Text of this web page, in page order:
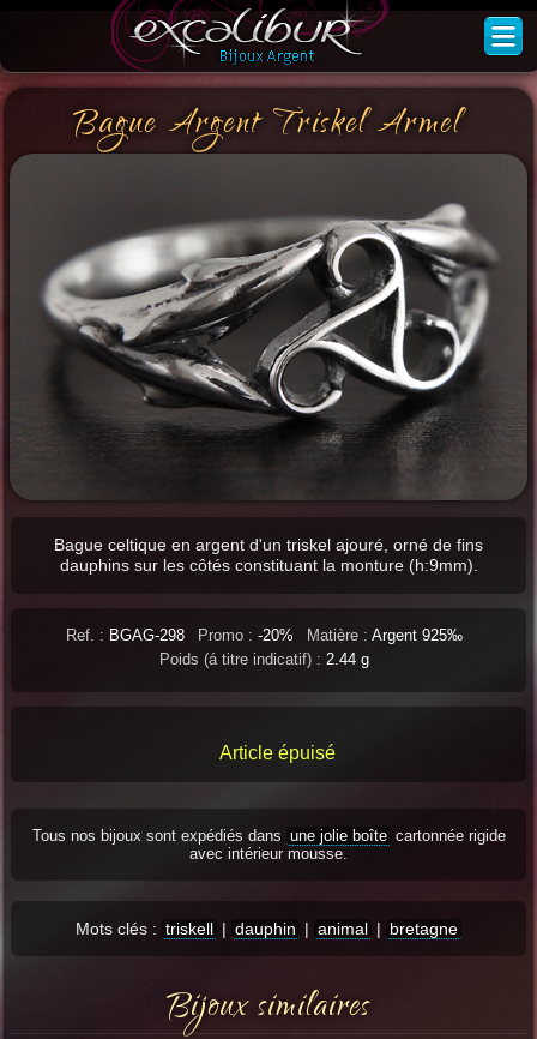
Bague Argent Triskel Armel
Bague celtique en argent d'un triskel ajouré, orné de fins
dauphins sur les côtés constituant la monture (h:9mm).
Ref. : BGAG-298 Promo : -20% Matière : Argent 925‰
Poids (á titre indicatif) : 2.44 g
Article épuisé
Tous nos bijoux sont expédiés dans une jolie boîte cartonnée rigide
avec intérieur mousse.
Mots clés : triskell | dauphin | animal | bretagne
Bijoux similaires